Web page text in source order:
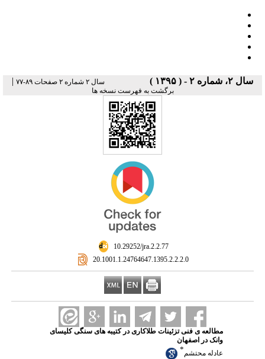
سال ۲، شماره ۲ - ( ۱۳۹۵ ) سال ۲ شماره ۲ صفحات ۸۹-۷۷ |
برگشت به فهرست نسخه ها
‎ 10.29252/jra.2.2.77
‎ 20.1001.1.24764647.1395.2.2.2.0
مطالعه ی فنی تزئینات طلاکاری در کتیبه های سنگی کلیسای
وانک در اصفهان
عادله محتشم*